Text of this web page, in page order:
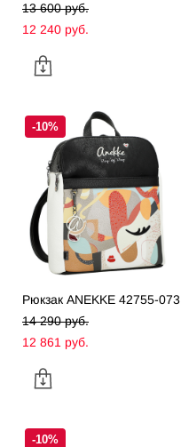
13 600 pуб.
12 240 pуб.
-10%
Рюкзак ANEKKE 42755-073
14 290 pуб.
12 861 pуб.
-10%